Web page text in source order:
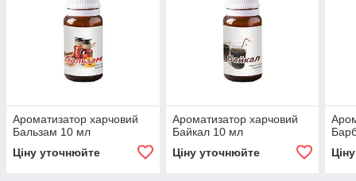
Ароматизатор харчовий
Бальзам 10 мл
Ціну уточнюйте
Ароматизатор харчовий
Байкал 10 мл
Ціну уточнюйте